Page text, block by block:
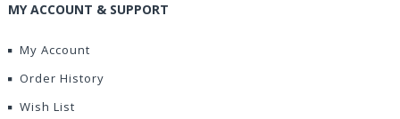
MY ACCOUNT & SUPPORT
My Account
Order History
Wish List